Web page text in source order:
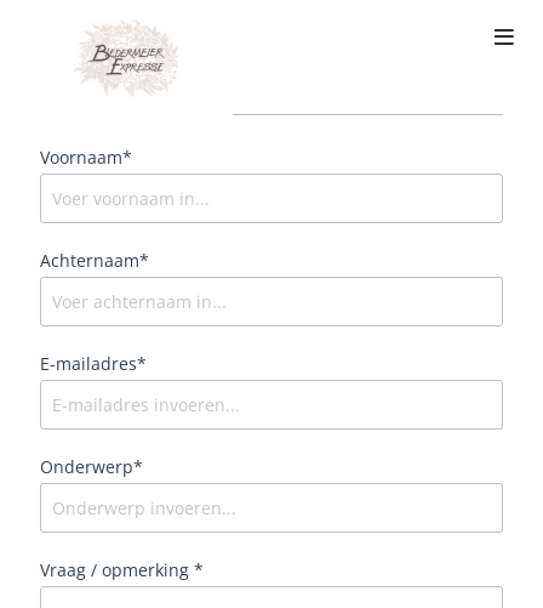
Contact
Voornaam*
Achternaam*
E-mailadres*
Onderwerp*
Vraag / opmerking *